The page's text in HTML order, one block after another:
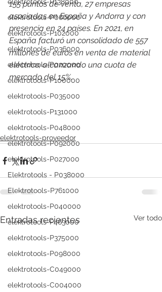
elektrotools-P066000
elektrotools-P102000
elektrotools-P036000
elektrotools-P020000
elektrotools-P100000
elektrotools-P035000
elektrotools-P131000
elektrotools-P048000
elektrotools-P092000
elektrotools-P027000
Elektrotools - P038000
Elektrotools-P761000
elektrotools-P040000
elektrotools-P463000
elektrotools-P375000
elektrotools-P098000
elektrotools-C049000
elektrotools-C004000
155 puntos de venta, 27 empresas
asociadas en España y Andorra y con
presencia en 24 países. En 2021, en
España facturó un consolidado de 557
millones de euros en venta de material
eléctrico, alcanzando una cuota de
mercado del 15%.
elektrotools-proveedor
Entradas recientes Ver todo